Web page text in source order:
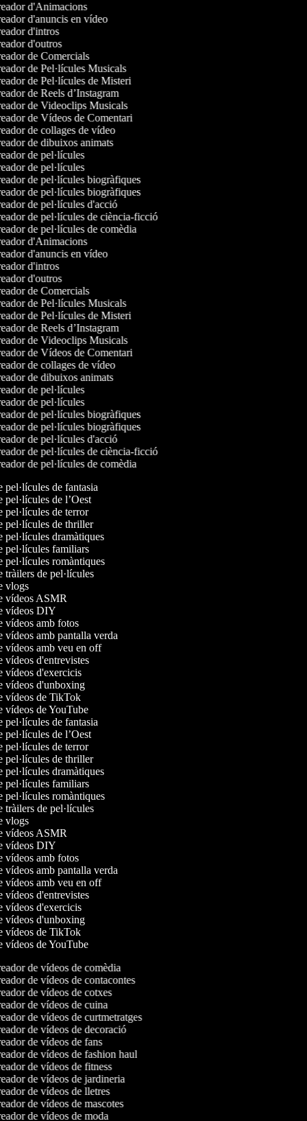
d'Animacions
d'anuncis en vídeo
d'intros
d'outros
de Comercials
de Pel·lícules Musicals
de Pel·lícules de Misteri
de Reels d’Instagram
de Videoclips Musicals
de Vídeos de Comentari
de collages de vídeo
de dibuixos animats
de pel·lícules
de pel·lícules
de pel·lícules biogràfiques
de pel·lícules biogràfiques
de pel·lícules d'acció
de pel·lícules de ciència-ficció
de pel·lícules de comèdia
d'Animacions
d'anuncis en vídeo
d'intros
d'outros
de Comercials
de Pel·lícules Musicals
de Pel·lícules de Misteri
de Reels d’Instagram
de Videoclips Musicals
de Vídeos de Comentari
de collages de vídeo
de dibuixos animats
de pel·lícules
de pel·lícules
de pel·lícules biogràfiques
de pel·lícules biogràfiques
de pel·lícules d'acció
de pel·lícules de ciència-ficció
de pel·lícules de comèdia
pel·lícules de fantasia
pel·lícules de l’Oest
pel·lícules de terror
pel·lícules de thriller
pel·lícules dramàtiques
pel·lícules familiars
pel·lícules romàntiques
tràilers de pel·lícules
vlogs
vídeos ASMR
vídeos DIY
vídeos amb fotos
vídeos amb pantalla verda
vídeos amb veu en off
vídeos d'entrevistes
vídeos d'exercicis
vídeos d'unboxing
vídeos de TikTok
vídeos de YouTube
pel·lícules de fantasia
pel·lícules de l’Oest
pel·lícules de terror
pel·lícules de thriller
pel·lícules dramàtiques
pel·lícules familiars
pel·lícules romàntiques
tràilers de pel·lícules
vlogs
vídeos ASMR
vídeos DIY
vídeos amb fotos
vídeos amb pantalla verda
vídeos amb veu en off
vídeos d'entrevistes
vídeos d'exercicis
vídeos d'unboxing
vídeos de TikTok
vídeos de YouTube
de vídeos de comèdia
de vídeos de contacontes
de vídeos de cotxes
de vídeos de cuina
de vídeos de curtmetratges
de vídeos de decoració
de vídeos de fans
de vídeos de fashion haul
de vídeos de fitness
de vídeos de jardineria
de vídeos de lletres
de vídeos de mascotes
de vídeos de moda